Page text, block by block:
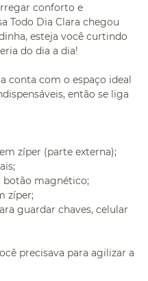
conforto e
Todo Dia Clara chegou
esteja você curtindo
do dia a dia!
conta com o espaço ideal
então se liga
zíper (parte externa);
magnético;
zíper;
guardar chaves, celular
precisava para agilizar a